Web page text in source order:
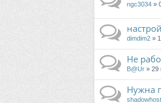
ngc3034 »
dimdim2 »
Не
B@Ur » 29
Нужна
shadowhost